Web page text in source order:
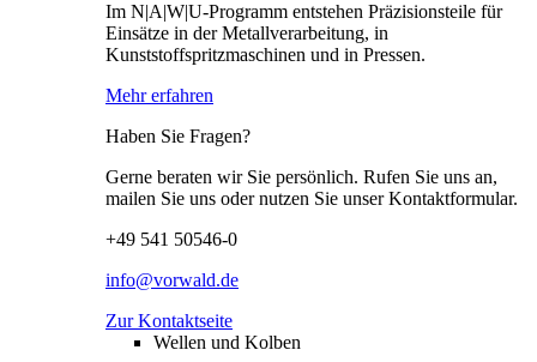
Im N|A|W|U-Programm entstehen Präzisionsteile für
Einsätze in der Metallverarbeitung, in
Kunststoffspritzmaschinen und in Pressen.
Mehr erfahren
Haben Sie Fragen?
Gerne beraten wir Sie persönlich. Rufen Sie uns an,
mailen Sie uns oder nutzen Sie unser Kontaktformular.
+49 541 50546-0
info@vorwald.de
Zur Kontaktseite
Wellen und Kolben